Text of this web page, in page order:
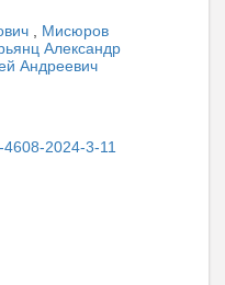
Мисюров
Александр
Андреевич
2024-3-11